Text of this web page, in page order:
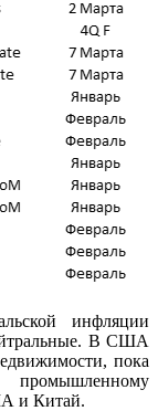
инфляции
В США
пока
и Китай.